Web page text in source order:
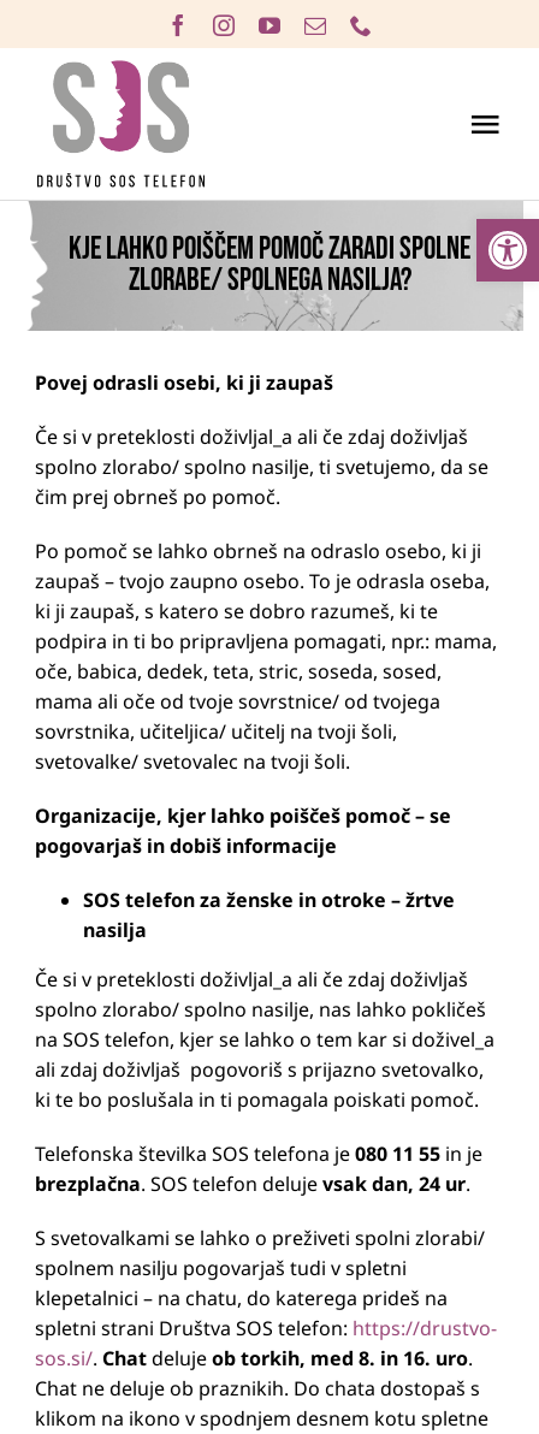
to
content
Pomagamo
Aktivnosti
Prostovoljstvo
O nasilju
Prijava nasilja
Kdo smo
Podprite nas
KJE LAHKO POIŠČEM POMOČ ZARADI SPOLNE
ZLORABE/ SPOLNEGA NASILJA?
Povej odrasli osebi, ki ji zaupaš
Če si v preteklosti doživljal_a ali če zdaj doživljaš
spolno zlorabo/ spolno nasilje, ti svetujemo, da se
čim prej obrneš po pomoč.
Po pomoč se lahko obrneš na odraslo osebo, ki ji
zaupaš – tvojo zaupno osebo. To je odrasla oseba,
ki ji zaupaš, s katero se dobro razumeš, ki te
podpira in ti bo pripravljena pomagati, npr.: mama,
oče, babica, dedek, teta, stric, soseda, sosed,
mama ali oče od tvoje sovrstnice/ od tvojega
sovrstnika, učiteljica/ učitelj na tvoji šoli,
svetovalke/ svetovalec na tvoji šoli.
Organizacije, kjer lahko poiščeš pomoč – se
pogovarjaš in dobiš informacije
SOS telefon za ženske in otroke – žrtve
nasilja
Če si v preteklosti doživljal_a ali če zdaj doživljaš
spolno zlorabo/ spolno nasilje, nas lahko pokličeš
na SOS telefon, kjer se lahko o tem kar si doživel_a
ali zdaj doživljaš pogovoriš s prijazno svetovalko,
ki te bo poslušala in ti pomagala poiskati pomoč.
Telefonska številka SOS telefona je080 11 55 in je
brezplačna. SOS telefon delujevsak dan, 24 ur.
S svetovalkami se lahko o preživeti spolni zlorabi/
spolnem nasilju pogovarjaš tudi v spletni
klepetalnici – na chatu, do katerega prideš na
spletni strani Društva SOS telefon: https://drustvo-
sos.si/.Chatdelujeob torkih, med 8. in 16. uro.
Chat ne deluje ob praznikih. Do chata dostopaš s
klikom na ikono v spodnjem desnem kotu spletne